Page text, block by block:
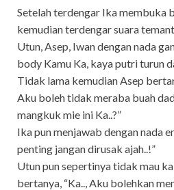
Setelah terdengar Ika membuka
kemudian terdengar suara
Utun, Asep, Iwan dengan nada
body Kamu Ka, kaya putri turun
Tidak lama kemudian Asep
Aku boleh tidak meraba buah
mangkuk mie ini Ka..?”
Ika pun menjawab dengan nada
penting jangan dirusak ajah..!”
Utun pun sepertinya tidak mau
bertanya, “Ka.., Aku bolehkan